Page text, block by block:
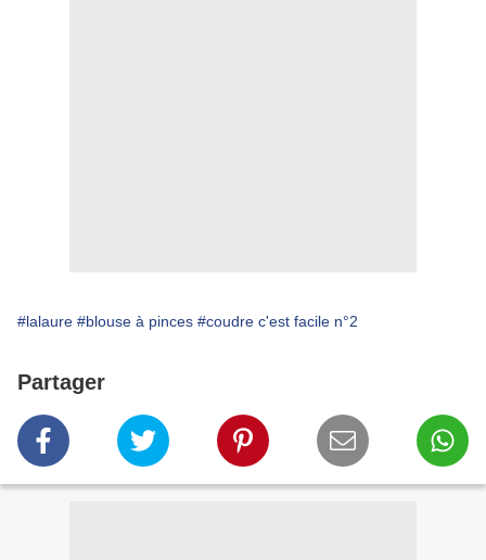
#lalaure #blouse à pinces #coudre c'est facile n°2
Partager